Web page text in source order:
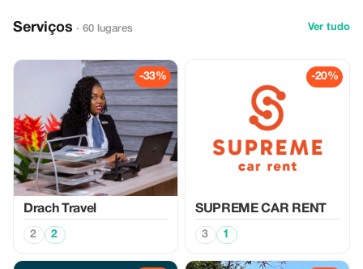
Serviços · 60 lugares Ver tudo
-33%
Drach Travel
2 2
-20%
SUPREME CAR RENT
3 1